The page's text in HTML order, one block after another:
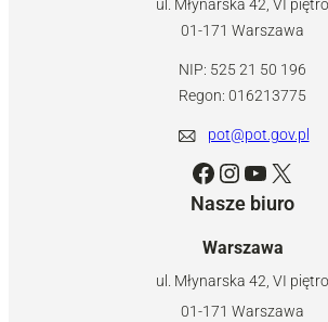
ul. Młynarska 42, VI piętro
01-171 Warszawa
NIP: 525 21 50 196
Regon: 016213775
pot@pot.gov.pl
Facebook Instagram YouTube X
Nasze biuro
Warszawa
ul. Młynarska 42, VI piętro
01-171 Warszawa